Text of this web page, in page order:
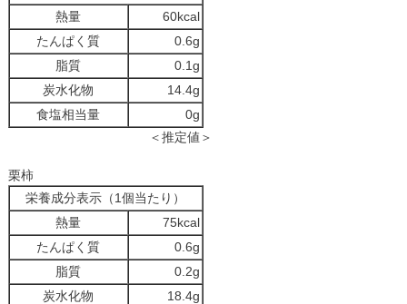
熱量
60kcal
たんぱく質
0.6g
脂質
0.1g
炭水化物
14.4g
食塩相当量
0g
＜推定値＞
栗柿
栄養成分表示（1個当たり）
熱量
75kcal
たんぱく質
0.6g
脂質
0.2g
炭水化物
18.4g